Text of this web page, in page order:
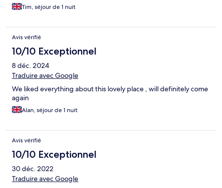
Tim, séjour de 1 nuit
Avis vérifié
10/10 Exceptionnel
8 déc. 2024
Traduire avec Google
We liked everything about this lovely place , will definitely come
again
Alan, séjour de 1 nuit
Avis vérifié
10/10 Exceptionnel
30 déc. 2022
Traduire avec Google